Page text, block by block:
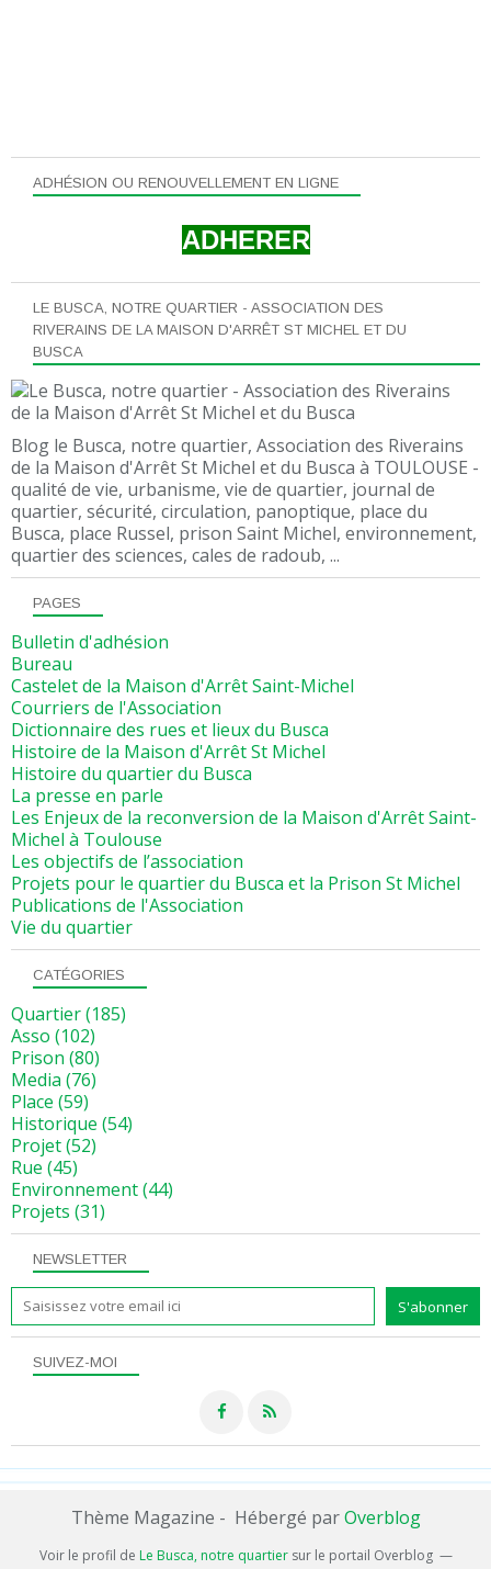
NEWSLETTER
SUIVEZ-MOI
LE BUSCA, NOTRE QUARTIER - ASSOCIATION DES
RIVERAINS DE LA MAISON D'ARRÊT ST MICHEL ET DU
BUSCA
Blog le Busca, notre quartier, Association des Riverains
de la Maison d'Arrêt St Michel et du Busca à TOULOUSE -
qualité de vie, urbanisme, vie de quartier, journal de
quartier, sécurité, circulation, panoptique, place du
Busca, place Russel, prison Saint Michel, environnement,
quartier des sciences, cales de radoub, ...
PAGES
Bulletin d'adhésion
Bureau
Castelet de la Maison d'Arrêt Saint-Michel
Courriers de l'Association
Dictionnaire des rues et lieux du Busca
Histoire de la Maison d'Arrêt St Michel
Histoire du quartier du Busca
La presse en parle
Les Enjeux de la reconversion de la Maison d'Arrêt Saint-
Michel à Toulouse
Les objectifs de l’association
Projets pour le quartier du Busca et la Prison St Michel
Publications de l'Association
Vie du quartier
CATÉGORIES
Quartier(185)
Asso (102)
Prison (80)
Media (76)
Place (59)
Historique (54)
Projet(52)
Rue (45)
Environnement(44)
Projets (31)
ADHÉSION OU RENOUVELLEMENT EN LIGNE
ADHERER
Thème Magazine - Hébergé parOverblog
Voir le profil de Le Busca, notre quartiersur le portail Overblog